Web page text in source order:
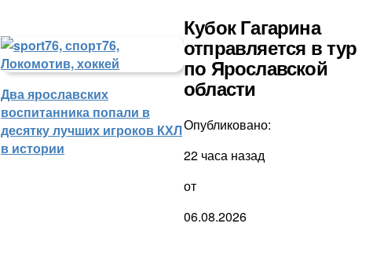
Два ярославских
воспитанника попали в
десятку лучших игроков КХЛ
в истории
Кубок Гагарина
отправляется в тур
по Ярославской
области
Опубликовано:
22 часа назад
от
06.08.2026